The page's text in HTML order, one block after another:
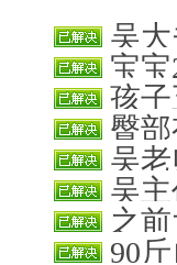
吴
宝
来一直
孩
木房门
臀
每隔12
吴
没血。
吴
1，目
之
90